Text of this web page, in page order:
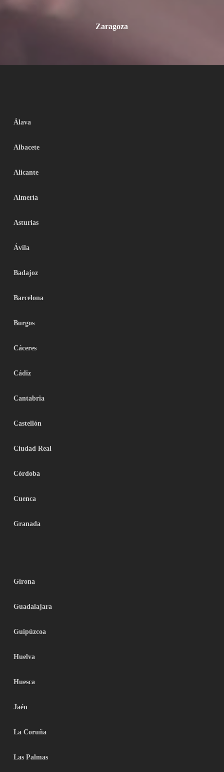
Zaragoza
Álava
Albacete
Alicante
Almería
Asturias
Ávila
Badajoz
Barcelona
Burgos
Cáceres
Cádiz
Cantabria
Castellón
Ciudad Real
Córdoba
Cuenca
Granada
Girona
Guadalajara
Guipúzcoa
Huelva
Huesca
Jaén
La Coruña
Las Palmas